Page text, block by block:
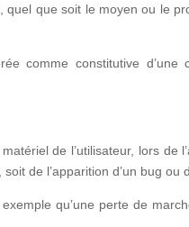
que soit le moyen ou le
comme constitutive d’une
de l’utilisateur, lors de
de l’apparition d’un bug ou
qu’une perte de